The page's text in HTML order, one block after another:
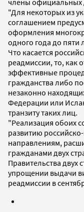
"Для некоторых из
соглашением
оформления
одного года до
Что касается
реадмиссии, то, как
эффективные
гражданства либо
незаконно
Федерации или
транзиту таких лиц.
"Реализация обоих
развитию
направлениям,
гражданами двух
Правительства двух
упрощении выдачи
реадмиссии в